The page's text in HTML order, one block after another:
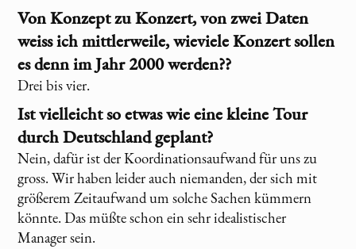
Von Konzept zu Konzert, von zwei Daten
weiss ich mittlerweile, wieviele Konzert sollen
es denn im Jahr 2000 werden??
Drei bis vier.
Ist vielleicht so etwas wie eine kleine Tour
durch Deutschland geplant?
Nein, dafür ist der Koordinationsaufwand für uns zu
gross. Wir haben leider auch niemanden, der sich mit
größerem Zeitaufwand um solche Sachen kümmern
könnte. Das müßte schon ein sehr idealistischer
Manager sein.